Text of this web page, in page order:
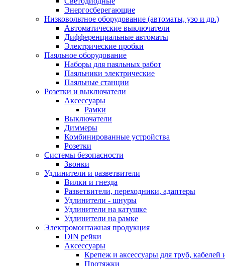
Энергосберегающие
Низковольтное оборудование (автоматы, узо и др.)
Автоматические выключатели
Дифференциальные автоматы
Электрические пробки
Паяльное оборудование
Наборы для паяльных работ
Паяльники электрические
Паяльные станции
Розетки и выключатели
Аксессуары
Рамки
Выключатели
Диммеры
Комбинированные устройства
Розетки
Системы безопасности
Звонки
Удлинители и разветвители
Вилки и гнезда
Разветвители, переходники, адаптеры
Удлинители - шнуры
Удлинители на катушке
Удлинители на рамке
Электромонтажная продукция
DIN рейки
Аксессуары
Крепеж и аксессуары для труб, кабелей
Протяжки